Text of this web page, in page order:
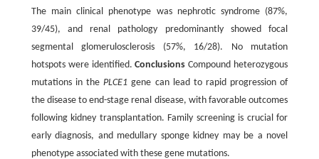
The main clinical phenotype was nephrotic syndrome (87%,
39/45), and renal pathology predominantly showed focal
segmental glomerulosclerosis (57%, 16/28). No mutation
hotspots were identified.Conclusions Compound heterozygous
mutations in thePLCE1 gene can lead to rapid progression of
the disease to end-stage renal disease, with favorable outcomes
following kidney transplantation. Family screening is crucial for
early diagnosis, and medullary sponge kidney may be a novel
phenotype associated with these gene mutations.